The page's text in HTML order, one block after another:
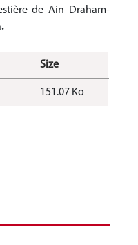
de Ain Draham-
.
Size
151.07 Ko